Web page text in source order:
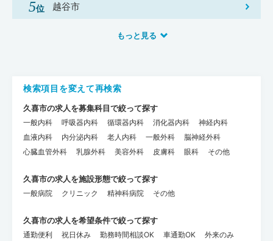
越谷市
もっと見る
検索項目を変えて再検索
久喜市の求人を募集科目で絞って探す
一般内科 呼吸器内科 循環器内科 消化器内科
神経内科
血液内科
内分泌内科 老人内科 一般外科
脳神経外科
心臓血管外科
乳腺外科 美容外科 皮膚科 眼科 その他
久喜市の求人を施設形態で絞って探す
一般病院 クリニック 精神科病院 その他
久喜市の求人を希望条件で絞って探す
通勤便利 祝日休み 勤務時間相談OK 車通勤OK
外来のみ